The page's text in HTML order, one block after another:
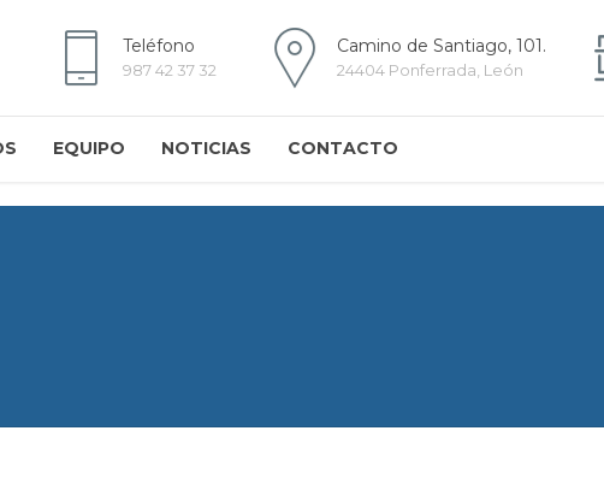
Teléfono
987 42 37 32
Camino de Santiago, 101.
24404 Ponferrada, León
EQUIPO NOTICIAS CONTACTO